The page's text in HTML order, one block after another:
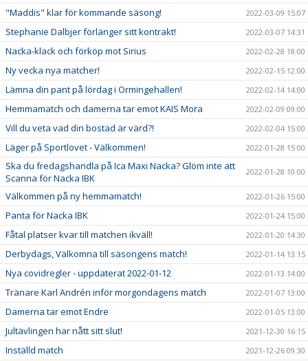
"Maddis" klar för kommande säsong! 2022-03-09 15:07
Stephanie Dalbjer förlänger sitt kontrakt! 2022-03-07 14:31
Nacka-klack och förköp mot Sirius 2022-02-28 18:00
Ny vecka nya matcher! 2022-02-15 12:00
Lämna din pant på lördag i Ormingehallen! 2022-02-14 14:00
Hemmamatch och damerna tar emot KAIS Mora 2022-02-09 09:00
Vill du veta vad din bostad är värd?! 2022-02-04 15:00
Läger på Sportlovet - Välkommen! 2022-01-28 15:00
Ska du fredagshandla på Ica Maxi Nacka? Glöm inte att
Scanna för Nacka IBK
2022-01-28 10:00
Välkommen på ny hemmamatch! 2022-01-26 15:00
Panta för Nacka IBK 2022-01-24 15:00
Fåtal platser kvar till matchen ikväll! 2022-01-20 14:30
Derbydags, Välkomna till säsongens match! 2022-01-14 13:15
Nya covidregler - uppdaterat 2022-01-12 2022-01-13 14:00
Tränare Karl Andrén inför morgondagens match 2022-01-07 13:00
Damerna tar emot Endre 2022-01-05 13:00
Jultävlingen har nått sitt slut! 2021-12-30 16:15
Inställd match 2021-12-26 09:30